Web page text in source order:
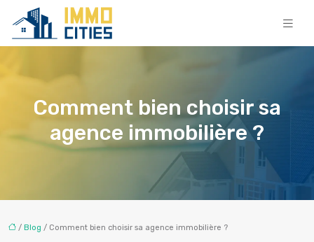
Comment bien choisir sa
agence immobilière ?
/ Blog / Comment bien choisir sa agence immobilière ?